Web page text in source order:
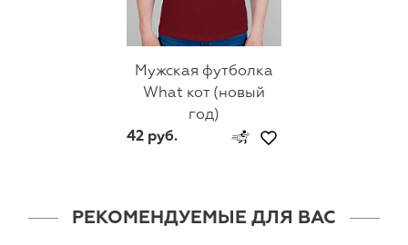
Мужская футболка
What кот (новый
год)
42 руб.
РЕКОМЕНДУЕМЫЕ ДЛЯ ВАС